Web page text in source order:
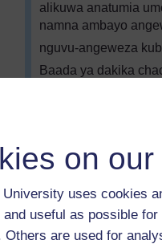
on
University uses cookies
useful as possible
Others are used for
alikuwa anatumia
namna ambayo
nguvu-angeweza
Baada ya dakika
maoni/
sumaku ingepata
mwingine
ncha mbili za
mawazo
tofauti, na
matokeo yake,
walichokiona.
Bibi Kolimba